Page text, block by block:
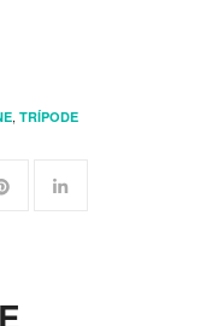
, TRÍPODE